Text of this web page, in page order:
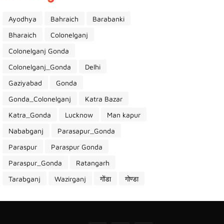
Ayodhya Bahraich
Barabanki
Bharaich
Colonelganj
Colonelganj Gonda
Colonelganj_Gonda
Delhi
Gaziyabad
Gonda
Gonda_Colonelganj
Katra Bazar
Katra_Gonda
Lucknow
Man kapur
Nababganj
Parasapur_Gonda
Paraspur
Paraspur Gonda
Paraspur_Gonda
Ratangarh
Tarabganj
Wazirganj गोंडा गोण्डा